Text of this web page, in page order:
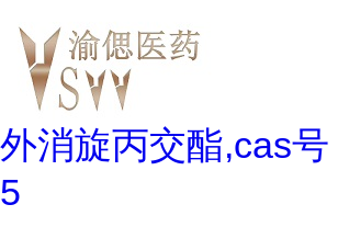
外消旋丙交酯,cas
5